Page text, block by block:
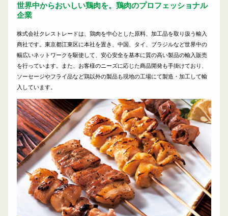
世界中からおいしい鶏肉を。鶏肉のプロフェッショナル
企業
株式会社クレストレードは、鶏肉を中心とした原料、加工品を取り扱う輸入
商社です。東京都江東区に本社を置き、中国、タイ、ブラジルなど世界中の
幅広いネットワークを駆使して、安心安全を基本に質の高い製品の輸入販売
を行っています。また、お客様のニーズに応じた商品開発も手掛けており、
ソーセージやフライ品など鶏以外の製品も現地の工場にて製造・加工して輸
入しています。